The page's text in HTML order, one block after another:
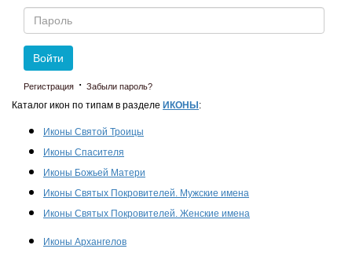
Пароль
Войти
Регистрация · Забыли пароль?
Каталог икон по типам в разделе ИКОНЫ :
Иконы Святой Троицы
Иконы Спасителя
Иконы Божьей Матери
Иконы Святых Покровителей. Мужские имена
Иконы Святых Покровителей. Женские имена
Иконы Архангелов